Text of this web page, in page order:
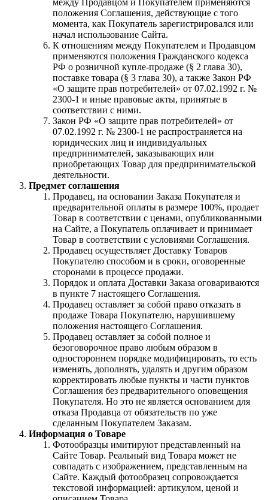
положения Соглашения, действующие с того
момента, как Покупатель зарегистрировался или
начал использование Сайта.
К отношениям между Покупателем и Продавцом
применяются положения Гражданского кодекса
РФ о розничной купле-продаже (§ 2 глава 30),
поставке товара (§ 3 глава 30), а также Закон РФ
«О защите прав потребителей» от 07.02.1992 г. №
2300-1 и иные правовые акты, принятые в
соответствии с ними.
Закон РФ «О защите прав потребителей» от
07.02.1992 г. № 2300-1 не распространяется на
юридических лиц и индивидуальных
предпринимателей, заказывающих или
приобретающих Товар для предпринимательской
деятельности.
Предмет соглашения
Продавец, на основании Заказа Покупателя и
предварительной оплаты в размере 100%, продает
Товар в соответствии с ценами, опубликованными
на Сайте, а Покупатель оплачивает и принимает
Товар в соответствии с условиями Соглашения.
Продавец осуществляет Доставку Товаров
Покупателю способом и в сроки, оговоренные
сторонами в процессе продажи.
Порядок и оплата Доставки Заказа оговариваются
в пункте 7 настоящего Соглашения.
Продавец оставляет за собой право отказать в
продаже Товара Покупателю, нарушившему
положения настоящего Соглашения.
Продавец оставляет за собой полное и
безоговорочное право любым образом в
одностороннем порядке модифицировать, то есть
изменять, дополнять, удалять и другим образом
корректировать любые пункты и части пунктов
Соглашения без предварительного оповещения
Покупателя. Но это не является основанием для
отказа Продавца от обязательств по уже
сделанным Покупателем Заказам.
Информация о Товаре
Фотообразцы имитируют представленный на
Сайте Товар. Реальный вид Товара может не
совпадать с изображением, представленным на
Сайте. Каждый фотообразец сопровождается
текстовой информацией: артикулом, ценой и